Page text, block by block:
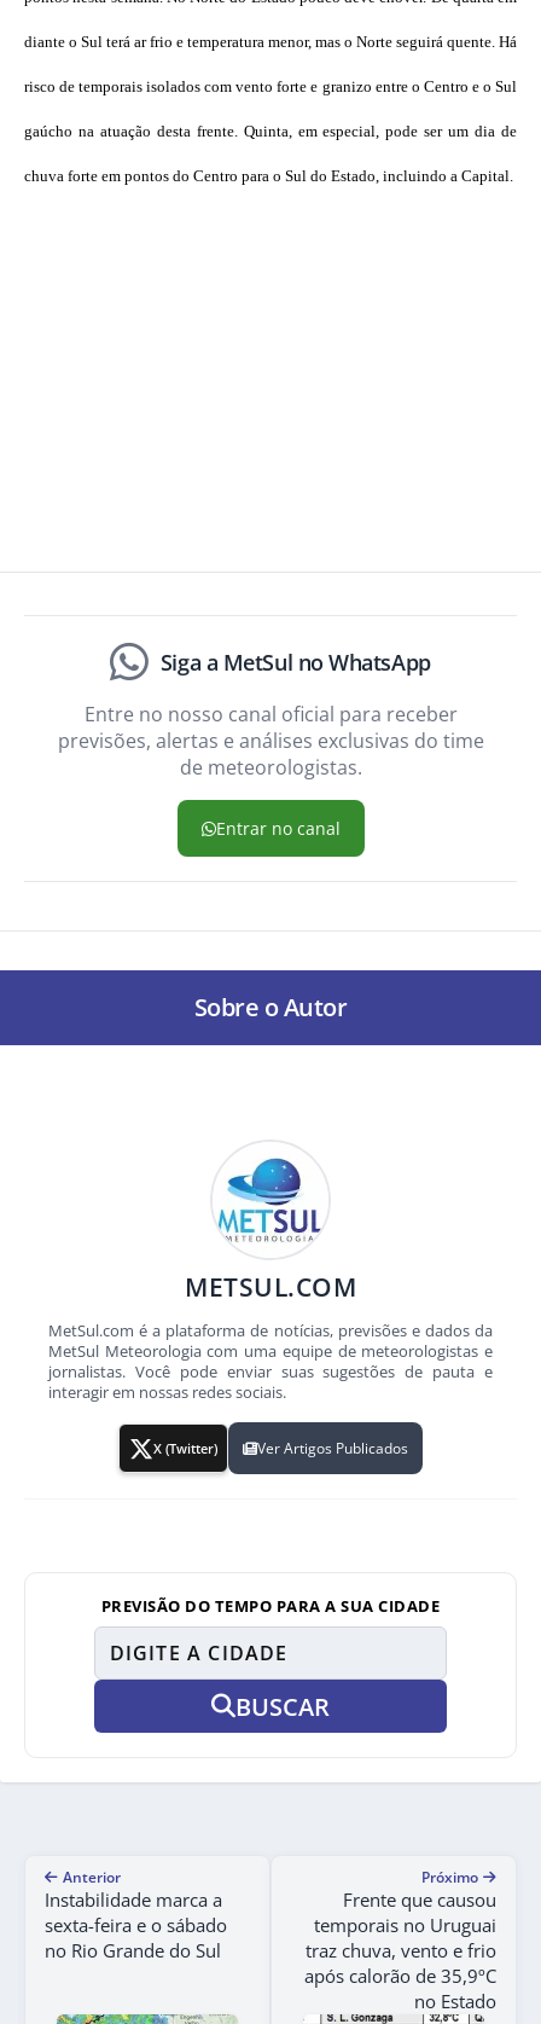
diante o Sul terá ar frio e temperatura menor, mas o Norte seguirá quente. Há
risco de temporais isolados com vento forte e granizo entre o Centro e o Sul
gaúcho na atuação desta frente. Quinta, em especial, pode ser um dia de
chuva forte em pontos do Centro para o Sul do Estado, incluindo a Capital.
Siga a MetSul no WhatsApp
Entre no nosso canal oficial para receber
previsões, alertas e análises exclusivas do time
de meteorologistas.
Entrar no canal
Sobre o Autor
METSUL.COM
MetSul.com é a plataforma de notícias, previsões e dados da
MetSul Meteorologia com uma equipe de meteorologistas e
jornalistas. Você pode enviar suas sugestões de pauta e
interagir em nossas redes sociais.
X (Twitter) Ver Artigos Publicados
PREVISÃO DO TEMPO PARA A SUA CIDADE
BUSCAR
Anterior
Instabilidade marca a
sexta-feira e o sábado
no Rio Grande do Sul
Próximo
Frente que causou
temporais no Uruguai
traz chuva, vento e frio
após calorão de 35,9ºC
no Estado